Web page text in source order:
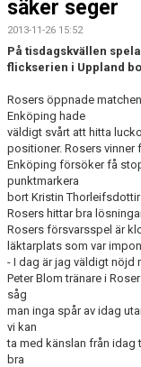
NYHETER
KALENDER
SERIER & RESULTAT
KONTAKT
DOKUMENT
BILDGALLERI
MATCHER
säker seger
2013-11-26 15:52
På tisdagskvällen
flickserien i Uppland
Rosers öppnade
Enköping hade
väldigt svårt att hitta
positioner. Rosers vinner
Enköping försöker få
punktmarkera
bort Kristin
Rosers hittar bra
Rosers försvarsspel är
läktarplats som var
- I dag är jag väldigt nöjd
Peter Blom tränare i
såg
man inga spår av idag
vi kan
ta med känslan från idag
bra